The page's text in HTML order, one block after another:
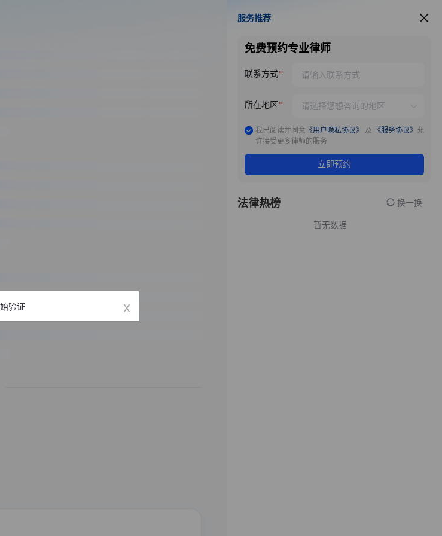
服务推荐
服务推荐
免费预约专业律师
联系方式
所在地区
我已阅读并同意 《用户隐私协议》 及 《服务协议》 允
许接受更多律师的服务
立即预约
法律热榜 换一换
暂无数据
验证 x